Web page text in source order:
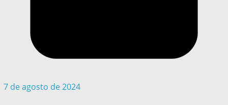
7 de agosto de 2024